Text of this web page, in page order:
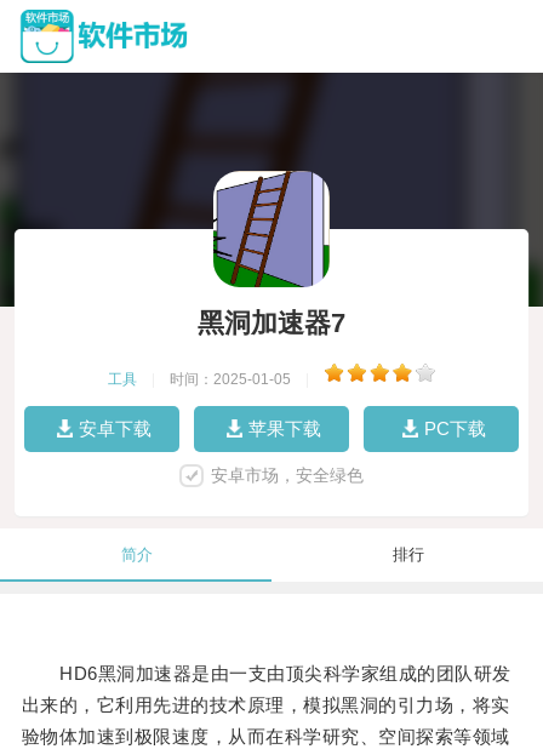
黑洞加速器7
工具 时间：2025-01-05
安卓下载 苹果下载 PC下载
安卓市场，安全绿色
简介 排行
HD6黑洞加速器是由一支由顶尖科学家组成的团队研发
出来的，它利用先进的技术原理，模拟黑洞的引力场，将实
验物体加速到极限速度，从而在科学研究、空间探索等领域